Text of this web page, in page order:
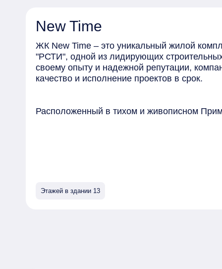
New Time
ЖК New Time – это уникальный жилой
"РСТИ", одной из лидирующих
своему опыту и надежной репутации,
качество и исполнение проектов в срок.
Расположенный в тихом и живописном
Жители комплекса смогут наслаждаться не
Этажей в здании 13